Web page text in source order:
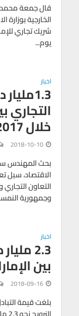
قال جمعة محمد
الخارجية بوزارة
شريك تجاري
يوم...
اخبار
التجاري
خلال 2017
2018-10-10
بحث المهندس
الاقتصاد، سبل
التعاون
وجمهورية
اخبار
2.3
بين
2018-09-16
بلغت قيمة